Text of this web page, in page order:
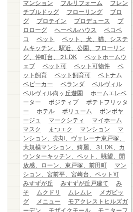
マンション フルリフォーム
フレン
チブルドッグ
フローリング
ブロ
グ
プロテイン プロデュース
プ
ロローグ
ヘーベルハウス
ペコペ
コ
ペット
ペット、犬、猫、システ
ムキッチン、駅近、公園、フローリン
グ、仲町台、２LDK
ペットホームウ
ェブ
ペット可 ペット可物件
ペ
ット飼育
ペット飼育可
ベトナム
ベビーカー
ベランダ
ベルヴィル
ベルヴィル向ヶ丘遊園
ホームエレベ
ーター
ポジティブ
ポテトフリッタ
ー
ホテル ボリューム
ボンボヤ
ージュ
マークシティ
マイホーム
マスク
まつエク マンション
マ
ンション、売却、ヴェレーナ東戸塚、
大規模マンション、綺麗、３LDK、カ
ウンターキッチン、ペット、眺望、開
放感、ローン、東戸塚、前田町
マン
ション、宮前平、宮崎台、ペット可
みすずが丘
みすずが丘戸建て
み
そ
ムクドリ ムレムレ
メガビッ
グ
メニュー
モアクレストヒルズガ
ーデン
モザイクモール
モニターフ